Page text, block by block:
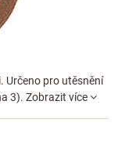
Určeno pro utěsnění
3). Zobrazit více